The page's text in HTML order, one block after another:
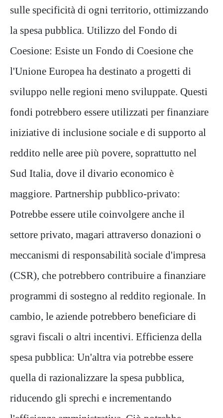
sulle specificità di ogni territorio, ottimizzando
la spesa pubblica. Utilizzo del Fondo di
Coesione: Esiste un Fondo di Coesione che
l'Unione Europea ha destinato a progetti di
sviluppo nelle regioni meno sviluppate. Questi
fondi potrebbero essere utilizzati per finanziare
iniziative di inclusione sociale e di supporto al
reddito nelle aree più povere, soprattutto nel
Sud Italia, dove il divario economico è
maggiore. Partnership pubblico-privato:
Potrebbe essere utile coinvolgere anche il
settore privato, magari attraverso donazioni o
meccanismi di responsabilità sociale d'impresa
(CSR), che potrebbero contribuire a finanziare
programmi di sostegno al reddito regionale. In
cambio, le aziende potrebbero beneficiare di
sgravi fiscali o altri incentivi. Efficienza della
spesa pubblica: Un'altra via potrebbe essere
quella di razionalizzare la spesa pubblica,
riducendo gli sprechi e incrementando